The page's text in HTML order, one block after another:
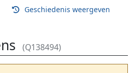
Geschiedenis weergeven
(Q138494)